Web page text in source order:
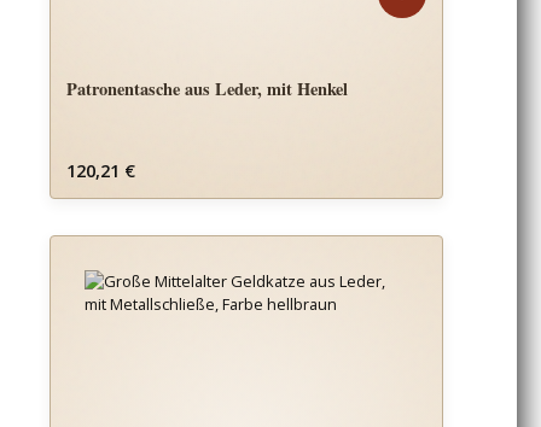
Patronentasche aus Leder, mit Henkel
Regulärer Preis:
120,21 €